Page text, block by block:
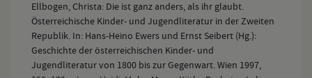
Ellbogen, Christa: Die ist ganz anders, als ihr glaubt.
Österreichische Kinder- und Jugendliteratur in der Zweiten
Republik. In: Hans-Heino Ewers und Ernst Seibert (Hg.):
Geschichte der österreichischen Kinder- und
Jugendliteratur von 1800 bis zur Gegenwart. Wien 1997,